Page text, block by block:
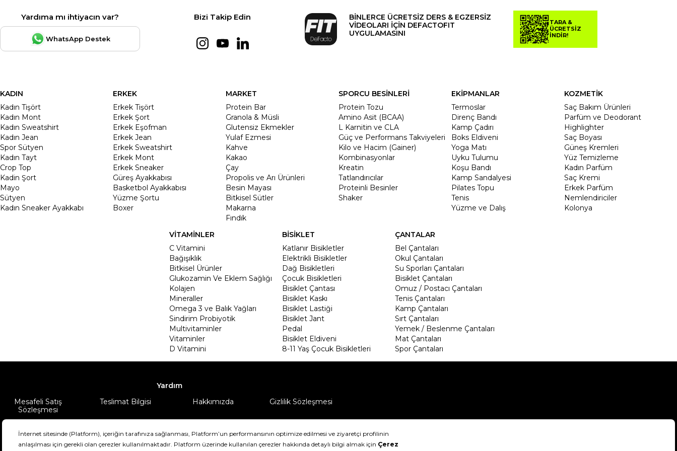
Yardıma mı ihtiyacın var?
WhatsApp Destek
Bizi Takip Edin
BİNLERCE ÜCRETSİZ DERS & EGZERSİZ
VİDEOLARI İÇİN DEFACTOFIT
UYGULAMASINI
TARA &
ÜCRETSİZ
İNDİR!
KADIN
Kadın Tişört
Kadın Mont
Kadın Sweatshirt
Kadın Jean
Spor Sütyen
Kadın Tayt
Crop Top
Kadin Şort
Mayo
Sütyen
Kadın Sneaker Ayakkabı
ERKEK
Erkek Tişört
Erkek Şort
Erkek Eşofman
Erkek Jean
Erkek Sweatshirt
Erkek Mont
Erkek Sneaker
Güreş Ayakkabısı
Basketbol Ayakkabısı
Yüzme Şortu
Boxer
MARKET
Protein Bar
Granola & Müsli
Glutensiz Ekmekler
Yulaf Ezmesi
Kahve
Kakao
Çay
Propolis ve Arı Ürünleri
Besin Mayası
Bitkisel Sütler
Makarna
Fındık
SPORCU BESİNLERİ
Protein Tozu
Amino Asit (BCAA)
L Karnitin ve CLA
Güç ve Performans Takviyeleri
Kilo ve Hacim (Gainer)
Kombinasyonlar
Kreatin
Tatlandırıcılar
Proteinli Besinler
Shaker
EKİPMANLAR
Termoslar
Direnç Bandı
Kamp Çadırı
Boks Eldiveni
Yoga Matı
Uyku Tulumu
Koşu Bandı
Kamp Sandalyesi
Pilates Topu
Tenis
Yüzme ve Dalış
KOZMETİK
Saç Bakım Ürünleri
Parfüm ve Deodorant
Highlighter
Saç Boyası
Güneş Kremleri
Yüz Temizleme
Kadın Parfüm
Saç Kremi
Erkek Parfüm
Nemlendiriciler
Kolonya
VİTAMİNLER
C Vitamini
Bağışıklık
Bitkisel Ürünler
Glukozamin Ve Eklem Sağlığı
Kolajen
Mineraller
Omega 3 ve Balık Yağları
Sindirim Probiyotik
Multivitaminler
Vitaminler
D Vitamini
BİSİKLET
Katlanır Bisikletler
Elektrikli Bisikletler
Dağ Bisikletleri
Çocuk Bisikletleri
Bisiklet Çantası
Bisiklet Kaskı
Bisiklet Lastiği
Bisiklet Jant
Pedal
Bisiklet Eldiveni
8-11 Yaş Çocuk Bisikletleri
ÇANTALAR
Bel Çantaları
Okul Çantaları
Su Sporları Çantaları
Bisiklet Çantaları
Omuz / Postacı Çantaları
Tenis Çantaları
Kamp Çantaları
Sırt Çantaları
Yemek / Beslenme Çantaları
Mat Çantaları
Spor Çantaları
Yardım
Mesafeli Satış
Sözleşmesi
Teslimat Bilgisi Hakkımızda Gizlilik Sözleşmesi